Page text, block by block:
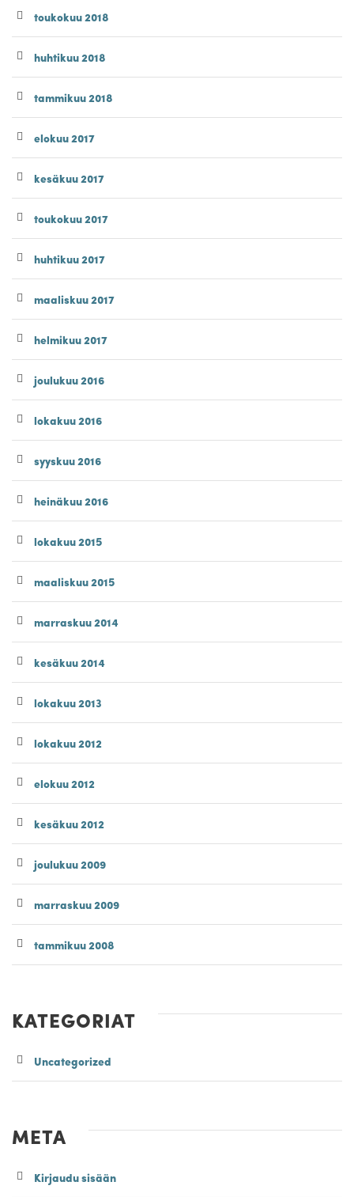
toukokuu 2018
huhtikuu 2018
tammikuu 2018
elokuu 2017
kesäkuu 2017
toukokuu 2017
huhtikuu 2017
maaliskuu 2017
helmikuu 2017
joulukuu 2016
lokakuu 2016
syyskuu 2016
heinäkuu 2016
lokakuu 2015
maaliskuu 2015
marraskuu 2014
kesäkuu 2014
lokakuu 2013
lokakuu 2012
elokuu 2012
kesäkuu 2012
joulukuu 2009
marraskuu 2009
tammikuu 2008
KATEGORIAT
Uncategorized
META
Kirjaudu sisään